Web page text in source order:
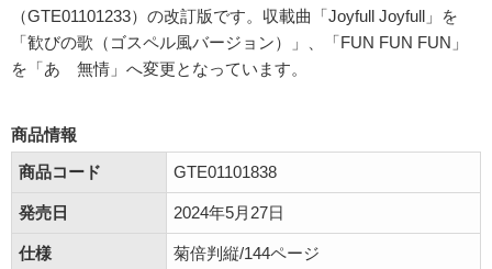
（GTE01101233）の改訂版です。収載曲「Joyfull Joyfull」を
「歓びの歌（ゴスペル風バージョン）」、「FUN FUN FUN」
を「あゝ無情」へ変更となっています。
商品情報
商品コード
GTE01101838
発売日 2024年5月27日
仕様 菊倍判縦/144ページ